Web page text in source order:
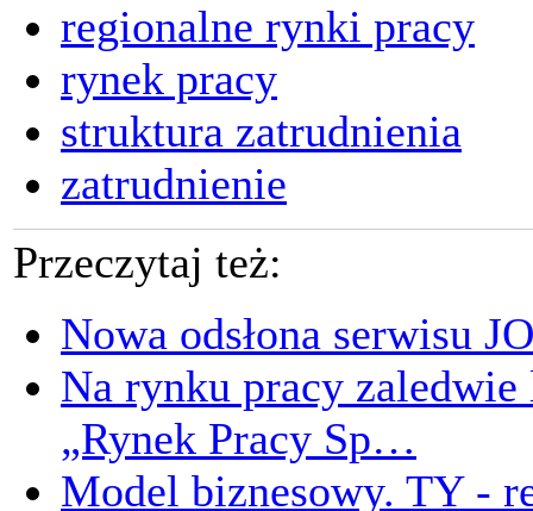
regionalne rynki pracy
rynek pracy
struktura zatrudnienia
zatrudnienie
Przeczytaj też:
Nowa odsłona serwisu
Na rynku pracy
„Rynek Pracy Sp…
Model biznesowy. TY -